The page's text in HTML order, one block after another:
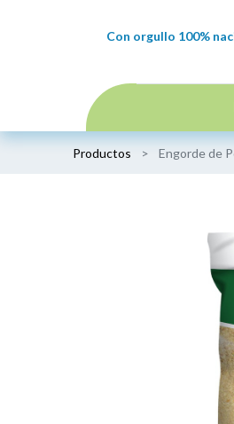
Con orgullo 100%
Productos Engorde de